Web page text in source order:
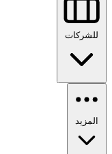
للشركات
المزيد